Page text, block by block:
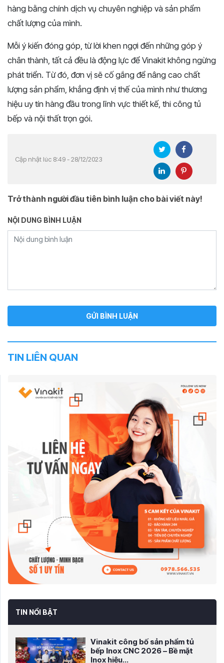
hàng bằng chính dịch vụ chuyên nghiệp và sản phẩm
chất lượng của mình.
Mỗi ý kiến đóng góp, từ lời khen ngợi đến những góp ý
chân thành, tất cả đều là động lực để Vinakit không ngừng
phát triển. Từ đó, đơn vị sẽ cố gắng để nâng cao chất
lượng sản phẩm, khẳng định vị thế của mình như thương
hiệu uy tín hàng đầu trong lĩnh vực thiết kế, thi công tủ
bếp và nội thất trọn gói.
Cập nhật lúc 8:49 - 28/12/2023
Trở thành người đầu tiên bình luận cho bài viết này!
NỘI DUNG BÌNH LUẬN
TIN LIÊN QUAN
TIN NỔI BẬT
Vinakit công bố sản phẩm tủ
bếp Inox CNC 2026 – Bề mặt
Inox hiệu...